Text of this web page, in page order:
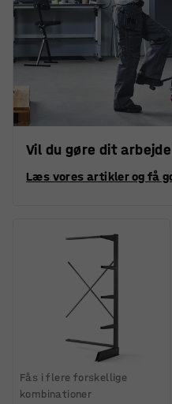
Vil du gøre dit
Læs vores artikler og få
Fås i flere forskellige
kombinationer